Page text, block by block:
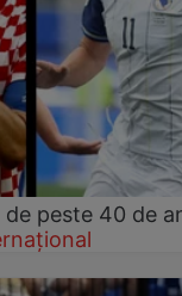
peste 40 de